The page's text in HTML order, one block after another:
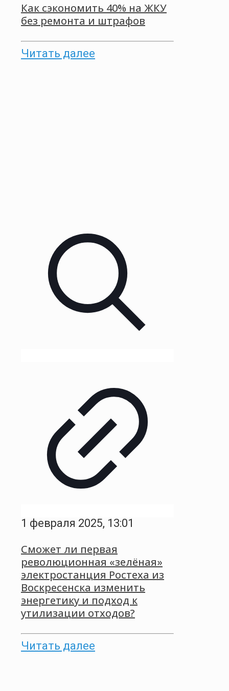
Как сэкономить 40% на ЖКУ
без ремонта и штрафов
Читать далее
1 февраля 2025, 13:01
Сможет ли первая
революционная «зелёная»
электростанция Ростеха из
Воскресенска изменить
энергетику и подход к
утилизации отходов?
Читать далее